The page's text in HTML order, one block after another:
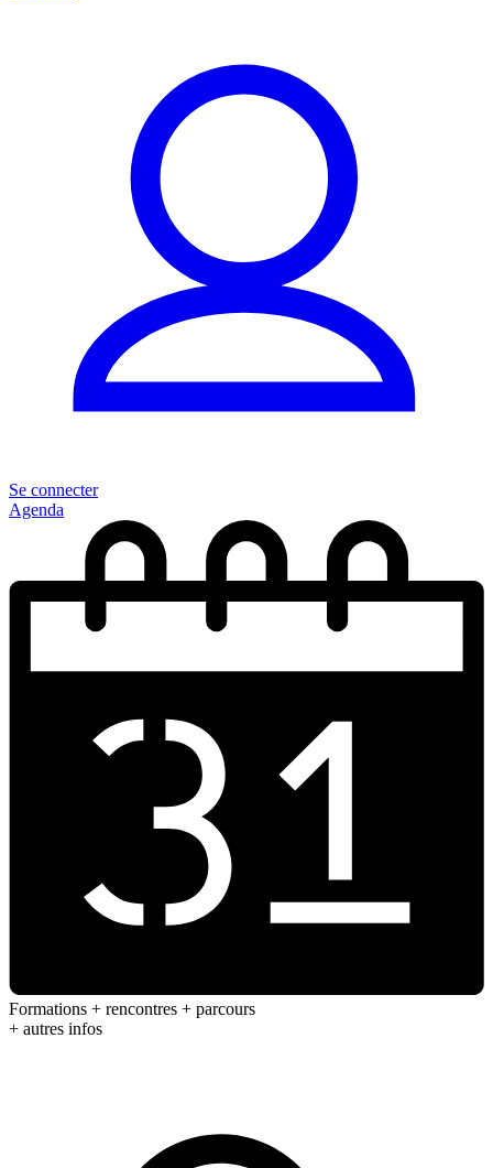
Se connecter
Agenda
Formations + rencontres + parcours
+ autres infos